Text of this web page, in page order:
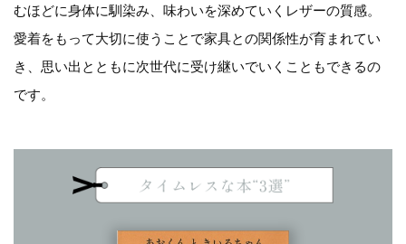
むほどに身体に馴染み、味わいを深めていくレザーの質感。
愛着をもって大切に使うことで家具との関係性が育まれてい
き、思い出とともに次世代に受け継いでいくこともできるの
です。